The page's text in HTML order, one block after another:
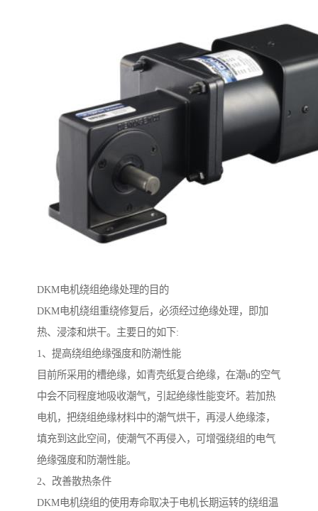
DKM电机绕组绝缘处理的目的
DKM电机绕组重绕修复后，必须经过绝缘处理，即加
热、浸漆和烘干。主要日的如下:
1、提高绕组绝缘强度和防潮性能
目前所采用的槽绝缘，如青壳纸复合绝缘，在潮u的空气
中会不同程度地吸收潮气，引起绝缘性能变坏。若加热
电机，把绕组绝缘材料中的潮气烘干，再浸人绝缘漆，
填充到这此空间，使潮气不再侵入，可增强绕组的电气
绝缘强度和防潮性能。
2、改善散热条件
DKM电机绕组的使用寿命取决于电机长期运转的绕组温